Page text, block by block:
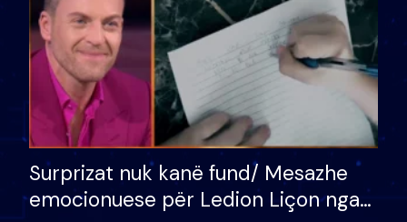
Surprizat nuk kanë fund/ Mesazhe
emocionuese për Ledion Liçon nga